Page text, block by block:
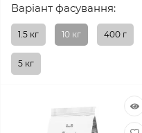
Варіант фасування:
1.5 кг 10 кг 400 г
5 кг